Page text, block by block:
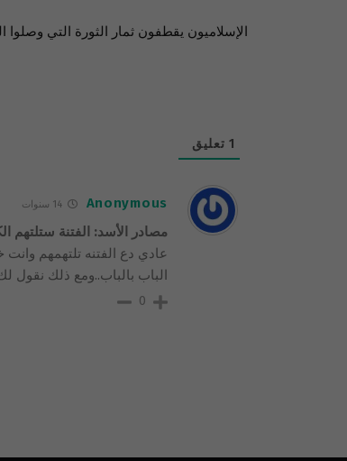
الإسلاميون يقطفون ثمار الثورة التي وصلوا
1 تعليق
Anonymous 14 سنوات
مصادر الأسد: الفتنة ستلتهم
عادي دع الفتنه تلتهمهم
الباب بالباب..ومع ذلك
0